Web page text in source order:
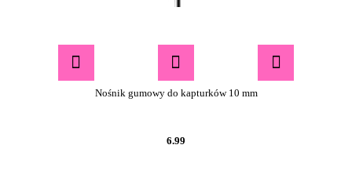
Nośnik gumowy do kapturków 10 mm
6.99